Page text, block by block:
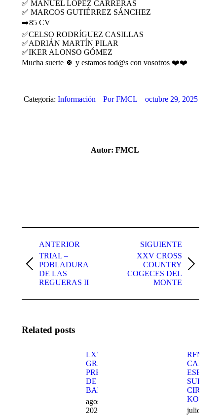
✅ MANUEL LÓPEZ CARRERAS
✅ MARCOS GUTIÉRREZ SÁNCHEZ
➡️85 CV
✅CELSO RODRÍGUEZ CASILLAS
✅ADRIÁN MARTÍN PILAR
✅IKER ALONSO GÓMEZ
Mucha suerte 🍀 y estamos tod@s con vosotros ❤️❤️
Categoría: Información PorFMCL octubre 29, 2025
Autor: FMCL
entre
publicaciones
ANTERIOR
Publicación
anterior:
TRIAL –
POBLADURA
DE LAS
REGUERAS II
SIGUIENTE
Publicación
siguiente:
XXV CROSS
COUNTRY
COGECES DEL
MONTE
Related posts
LXV
GRAN
PREMIO
DE LA
BAÑEZA
agosto 3,
2026
RFME
ESPAÑA
KOTARR
julio 27,